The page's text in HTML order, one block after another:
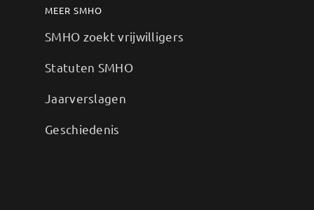
MEER SMHO
SMHO zoekt vrijwilligers
Statuten SMHO
Jaarverslagen
Geschiedenis